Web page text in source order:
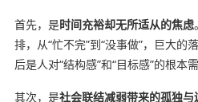
首先，是时间充裕却无所适从的焦虑
排，从“忙不完”到“没事做”，巨大的
后是人对“结构感”和“目标感”的根本需
其次，是社会联结减弱带来的孤独与